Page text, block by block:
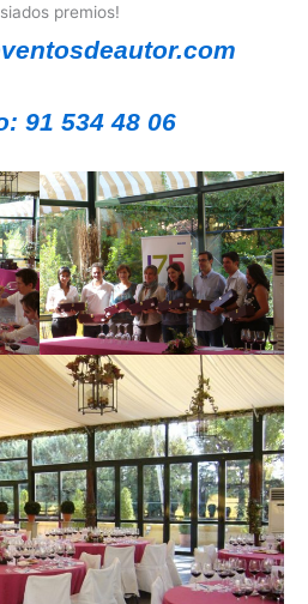
premios!
91 534 48 06